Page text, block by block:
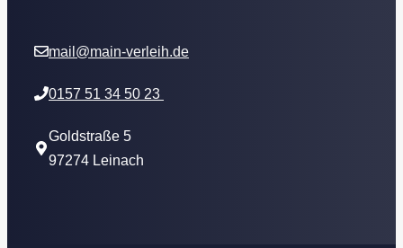
mail@main-verleih.de
0157 51 34 50 23
Goldstraße 5
97274 Leinach